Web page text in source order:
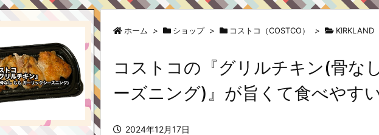
ホーム > ショップ > コストコ（COSTCO） > KIRKLAND
コストコの『グリルチキン(骨な
ーズニング)』が旨くて食べやす
2024年12月17日